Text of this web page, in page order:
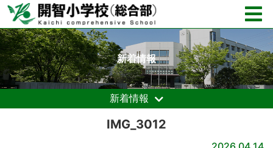
新着情報
新着情報
IMG_3012